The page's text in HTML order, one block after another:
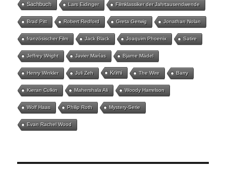
Sachbuch Lars Eidinger Filmklassiker der Jahrtausendwende
Brad Pitt Robert Redford Greta Gerwig Jonathan Nolan
französischer Film Jack Black Joaquim Phoenix Satire
Jeffrey Wright Javier Marías Bjarne Mädel
Henry Winkler Juli Zeh Krimi The Wire Barry
Kieran Culkin Mahershala Ali Woody Harrelson
Wolf Haas Philip Roth Mystery-Serie
Evan Rachel Wood